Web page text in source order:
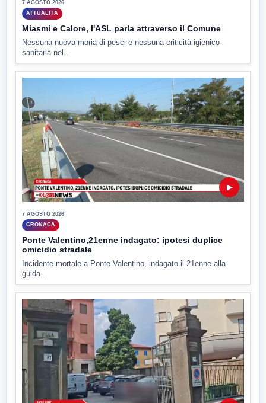
7 AGOSTO 2026
ATTUALITÀ
Miasmi e Calore, l'ASL parla attraverso il Comune
Nessuna nuova moria di pesci e nessuna criticità igienico-
sanitaria nel...
▶
7 AGOSTO 2026
CRONACA
Ponte Valentino,21enne indagato: ipotesi duplice
omicidio stradale
Incidente mortale a Ponte Valentino, indagato il 21enne alla
guida...